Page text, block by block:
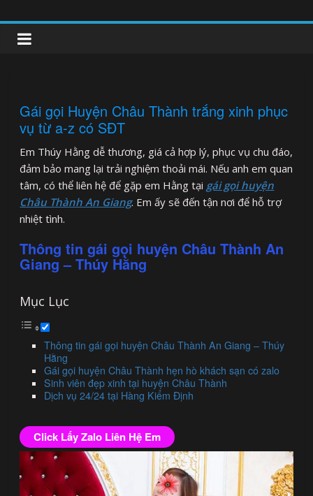
to
content
clipnonglive.com
Gái gọi Huyện Châu Thành trắng xinh phục
vụ từ a-z có SĐT
Em Thúy Hằng dễ thương, giá cả hợp lý, phục vụ chu đáo,
đảm bảo mang lại trải nghiệm thoải mái. Nếu anh em quan
tâm, có thể liên hệ để gặp em Hằng tại gái gọi huyện
Châu Thành An Giang. Em ấy sẽ đến tận nơi để hỗ trợ
nhiệt tình.
Thông tin gái gọi huyện Châu Thành An
Giang – Thúy Hằng
Mục Lục
Thông tin gái gọi huyện Châu Thành An Giang – Thúy
Hằng
Gái gọi huyện Châu Thành hẹn hò khách sạn có zalo
Sinh viên đẹp xinh tại huyện Châu Thành
Dịch vụ 24/24 tại Hàng Kiểm Định
Click Lấy Zalo Liên Hệ Em